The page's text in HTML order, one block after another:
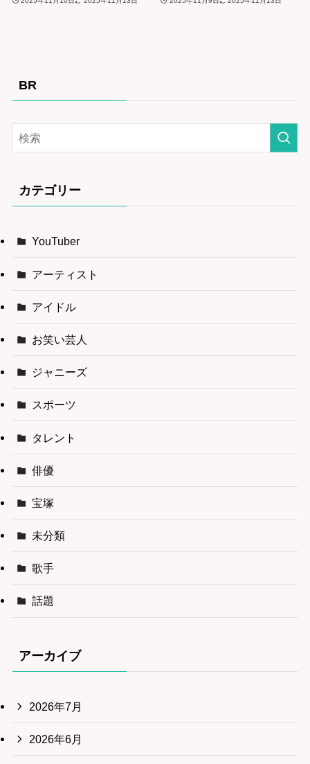
BR
カテゴリー
YouTuber
アーティスト
アイドル
お笑い芸人
ジャニーズ
スポーツ
タレント
俳優
宝塚
未分類
歌手
話題
アーカイブ
2026年7月
2026年6月